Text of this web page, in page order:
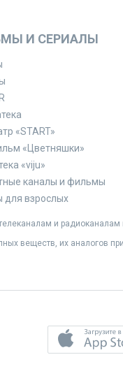
И СЕРИАЛЫ
«START»
«Цветняшки»
«viju»
каналы и фильмы
взрослых
и радиоканалам
веществ, их аналогов